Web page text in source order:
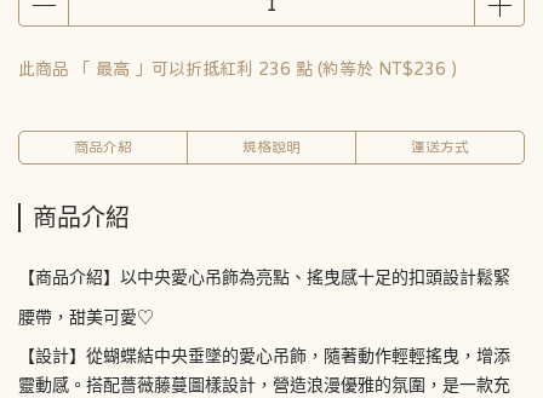
此商品 「 最高 」可以折抵紅利 236 點 (約等於 NT$236 )
商品介紹 規格說明 運送方式
商品介紹
【商品介紹】以中央愛心吊飾為亮點、搖曳感十足的扣頭設計鬆緊
腰帶，甜美可愛♡
【設計】從蝴蝶結中央垂墜的愛心吊飾，隨著動作輕輕搖曳，增添
靈動感。搭配薔薇藤蔓圖樣設計，營造浪漫優雅的氛圍，是一款充